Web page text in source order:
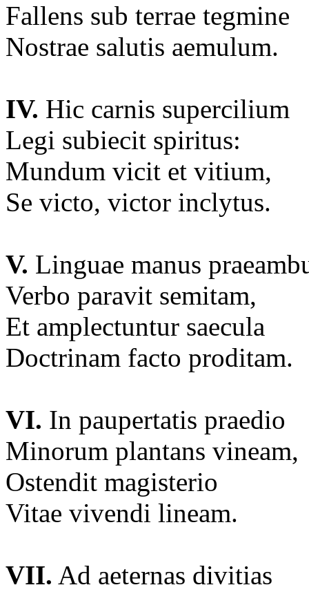
Fallens sub terrae tegmine
Nostrae salutis aemulum.
IV. Hic carnis supercilium
Legi subiecit spiritus:
Mundum vicit et vitium,
Se victo, victor inclytus.
V. Linguae manus
Verbo paravit semitam,
Et amplectuntur saecula
Doctrinam facto proditam.
VI. In paupertatis praedio
Minorum plantans vineam,
Ostendit magisterio
Vitae vivendi lineam.
VII. Ad aeternas divitias